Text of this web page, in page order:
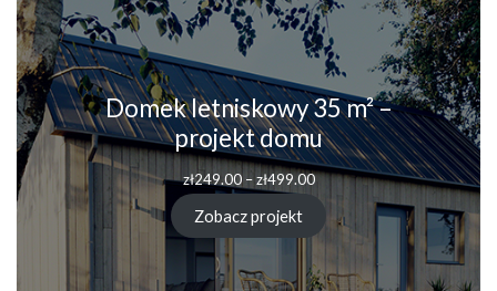
Domek letniskowy 35 m² –
projekt domu
zł249.00 – zł499.00Zakres
zł249.00
zł499.00
Zobacz projekt